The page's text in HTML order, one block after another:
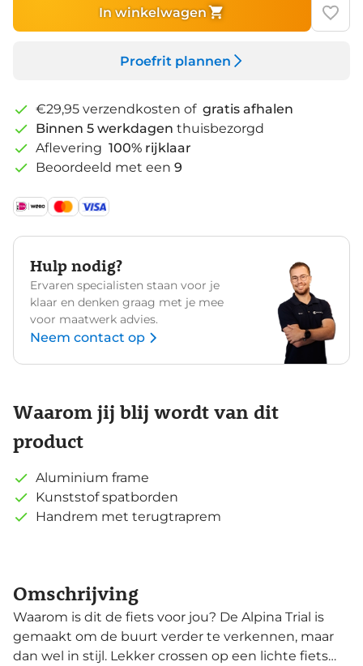
In winkelwagen
Proefrit plannen
€29,95 verzendkosten of gratis afhalen
Binnen 5 werkdagen thuisbezorgd
Aflevering 100% rijklaar
Beoordeeld met een 9
Hulp nodig?
Ervaren specialisten staan voor je
klaar en denken graag met je mee
voor maatwerk advies.
Neem contact op
Waarom jij blij wordt van dit
product
Aluminium frame
Kunststof spatborden
Handrem met terugtraprem
Omschrijving
Waarom is dit de fiets voor jou? De Alpina Trial is
gemaakt om de buurt verder te verkennen, maar
dan wel in stijl. Lekker crossen op een lichte fiets